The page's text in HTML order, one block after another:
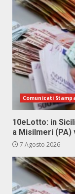
Comunicati
10eLotto: in
a Misilmeri (PA)
7 Agosto 2026